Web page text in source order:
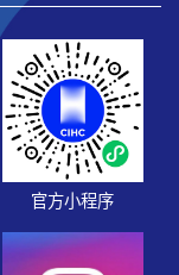
官方小程序